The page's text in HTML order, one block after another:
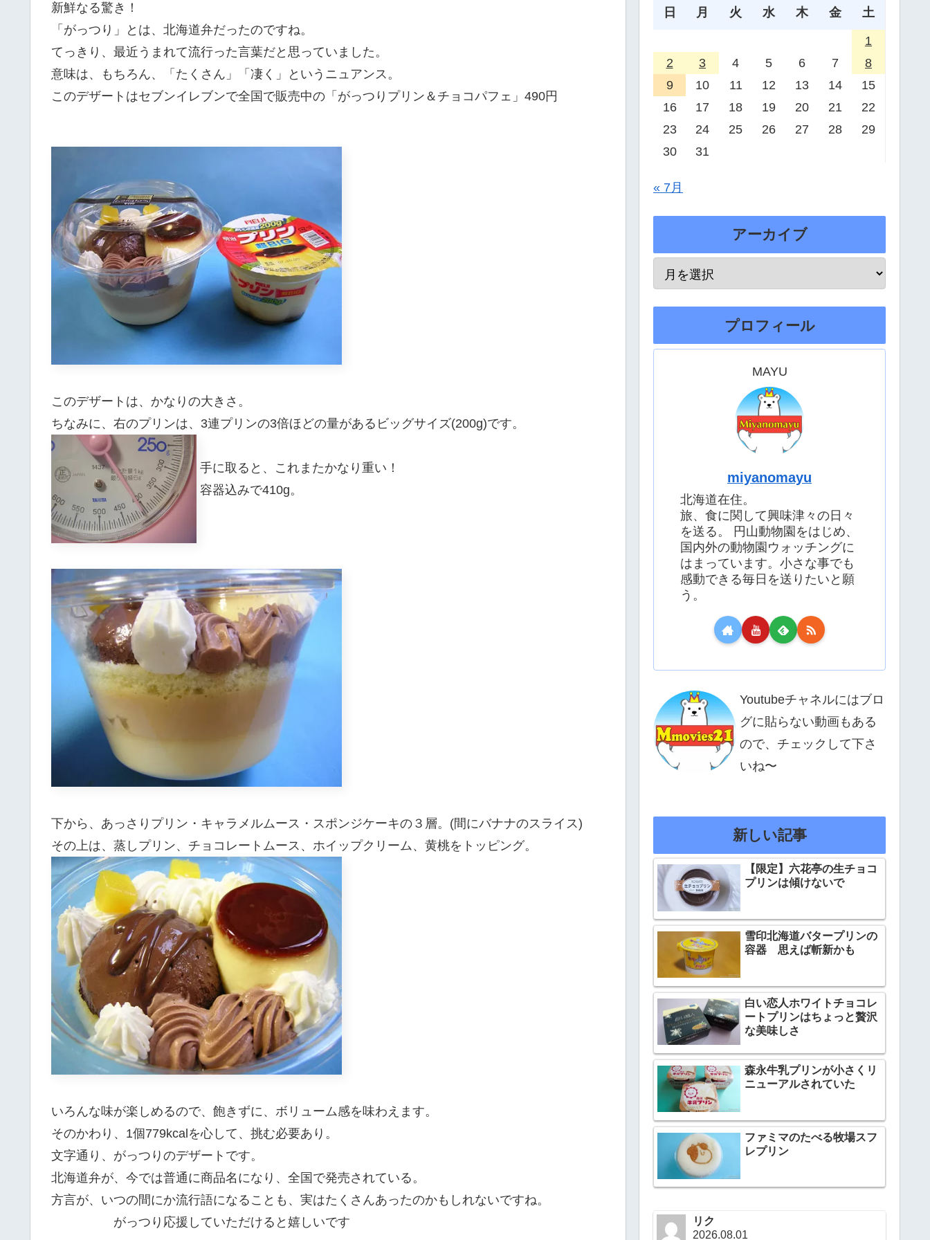
新鮮なる驚き！
「がっつり」とは、北海道弁だったのですね。
てっきり、最近うまれて流行った言葉だと思っていました。
意味は、もちろん、「たくさん」「凄く」というニュアンス。
このデザートはセブンイレブンで全国で販売中の「がっつりプリン＆チョコパフェ」490円
このデザートは、かなりの大きさ。
ちなみに、右のプリンは、3連プリンの3倍ほどの量があるビッグサイズ(200g)です。
手に取ると、これまたかなり重い！
容器込みで410g。
下から、あっさりプリン・キャラメルムース・スポンジケーキの３層。(間にバナナのスライス)
その上は、蒸しプリン、チョコレートムース、ホイップクリーム、黄桃をトッピング。
いろんな味が楽しめるので、飽きずに、ボリューム感を味わえます。
そのかわり、1個779kcalを心して、挑む必要あり。
文字通り、がっつりのデザートです。
北海道弁が、今では普通に商品名になり、全国で発売されている。
方言が、いつの間にか流行語になることも、実はたくさんあったのかもしれないですね。
がっつり応援していただけると嬉しいです
日 月 火 水 木 金 土
1
2
3 4 5 6 7
8
9
10 11 12 13 14
15
16
17 18 19 20 21
22
23
24 25 26 27 28
29
30
31
« 7月
アーカイブ
プロフィール
MAYU
miyanomayu
北海道在住。
旅、食に関して興味津々の日々
を送る。 円山動物園をはじめ、
国内外の動物園ウォッチングに
はまっています。小さな事でも
感動できる毎日を送りたいと願
う。
Youtubeチャネルにはブロ
グに貼らない動画もある
ので、チェックして下さ
いね〜
新しい記事
【限定】六花亭の生チョコ
プリンは傾けないで
雪印北海道バタープリンの
容器 思えば斬新かも
白い恋人ホワイトチョコレ
ートプリンはちょっと贅沢
な美味しさ
森永牛乳プリンが小さくリ
ニューアルされていた
ファミマのたべる牧場スフ
レプリン
リク
2026.08.01